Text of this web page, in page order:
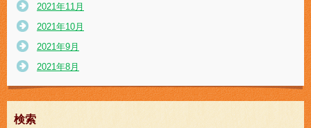
2021年11月
2021年10月
2021年9月
2021年8月
検索